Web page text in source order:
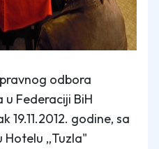
odbora
Federaciji BiH
19.11.2012. godine, sa
Hotelu „Tuzla"